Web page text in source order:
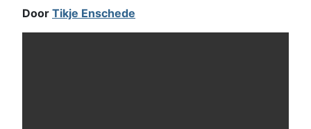
Door Tikje Enschede